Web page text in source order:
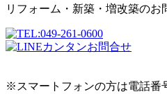
リフォーム・新築・増改築の
※スマートフォンの方は電話番